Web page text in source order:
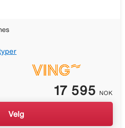
17 595 NOK
Velg